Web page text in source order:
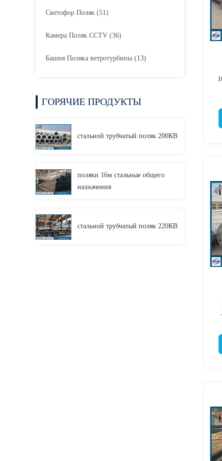
Светофор Поляк (51)
Камера Поляк CCTV (36)
Башня Поляка ветротурбины (13)
ГОРЯЧИЕ ПРОДУКТЫ
стальной трубчатый поляк 200КВ
поляки 16м стальные общего
назначения
стальной трубчатый поляк 220КВ